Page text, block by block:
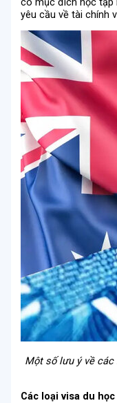
yêu cầu về tài chính
Một số lưu ý về các
Các loại visa du học